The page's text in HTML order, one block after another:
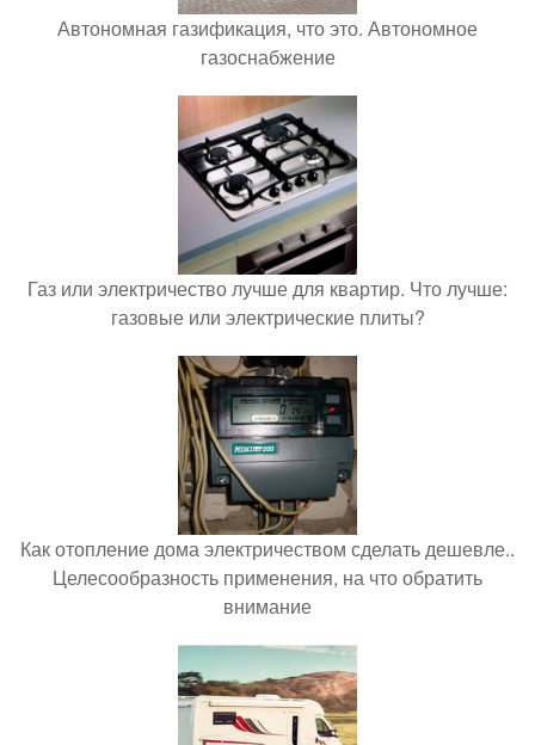
Автономная газификация, что это. Автономное
газоснабжение
Газ или электричество лучше для квартир. Что лучше:
газовые или электрические плиты?
Как отопление дома электричеством сделать дешевле..
Целесообразность применения, на что обратить
внимание